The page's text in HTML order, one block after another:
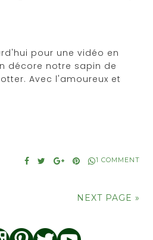
pour une vidéo en
décore notre sapin de
Avec l'amoureux et
1 COMMENT
NEXT PAGE »